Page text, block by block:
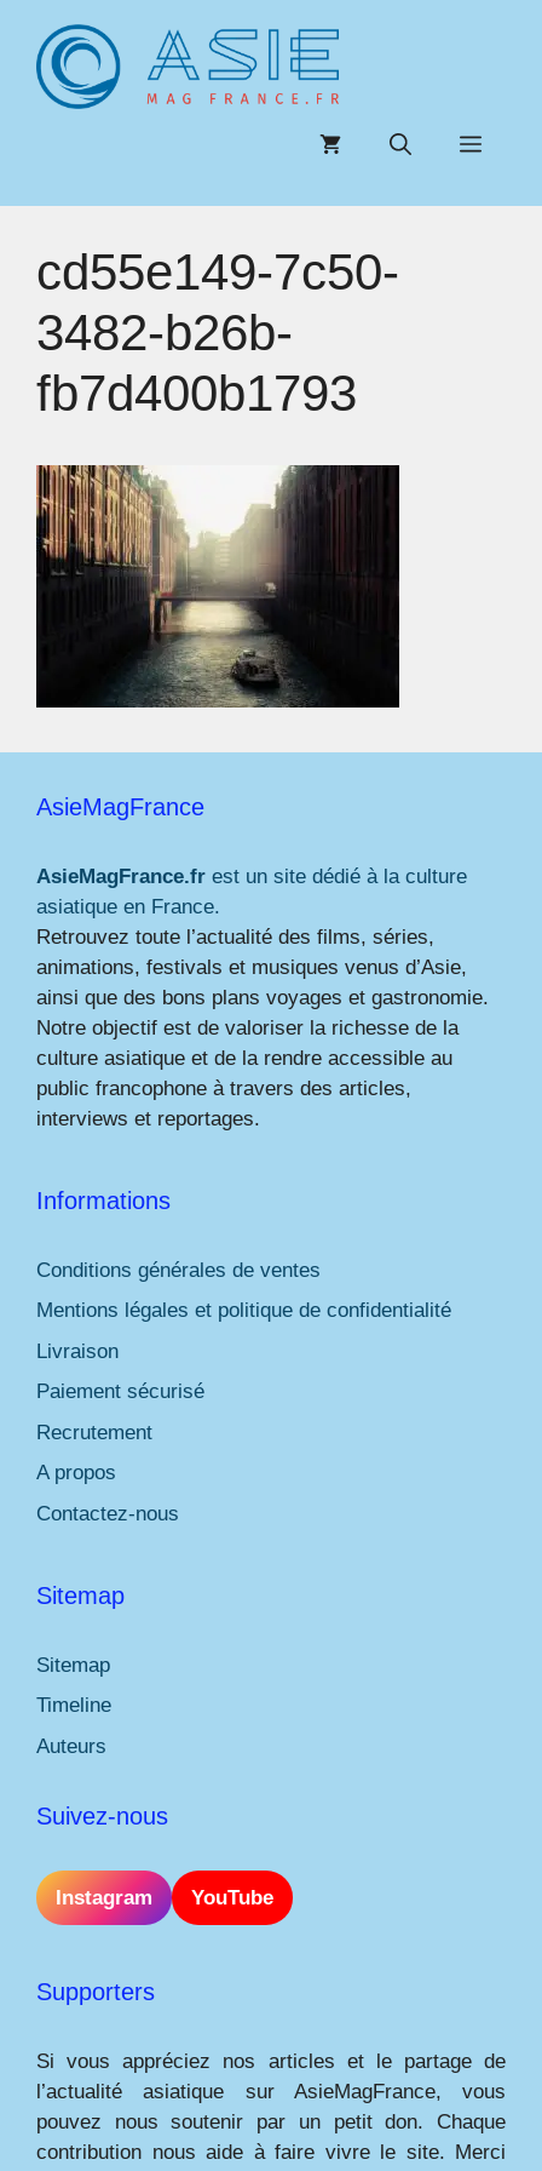
contenu
Menu
cd55e149-7c50-
3482-b26b-
fb7d400b1793
AsieMagFrance
AsieMagFrance.fr est un site dédié à la culture
asiatique en France.
Retrouvez toute l’actualité des films, séries,
animations, festivals et musiques venus d’Asie,
ainsi que des bons plans voyages et gastronomie.
Notre objectif est de valoriser la richesse de la
culture asiatique et de la rendre accessible au
public francophone à travers des articles,
interviews et reportages.
Informations
Conditions générales de ventes
Mentions légales et politique de confidentialité
Livraison
Paiement sécurisé
Recrutement
A propos
Contactez-nous
Sitemap
Sitemap
Timeline
Auteurs
Suivez-nous
Instagram YouTube
Supporters
Si vous appréciez nos articles et le partage de
l’actualité asiatique sur AsieMagFrance, vous
pouvez nous soutenir par un petit don. Chaque
contribution nous aide à faire vivre le site. Merci